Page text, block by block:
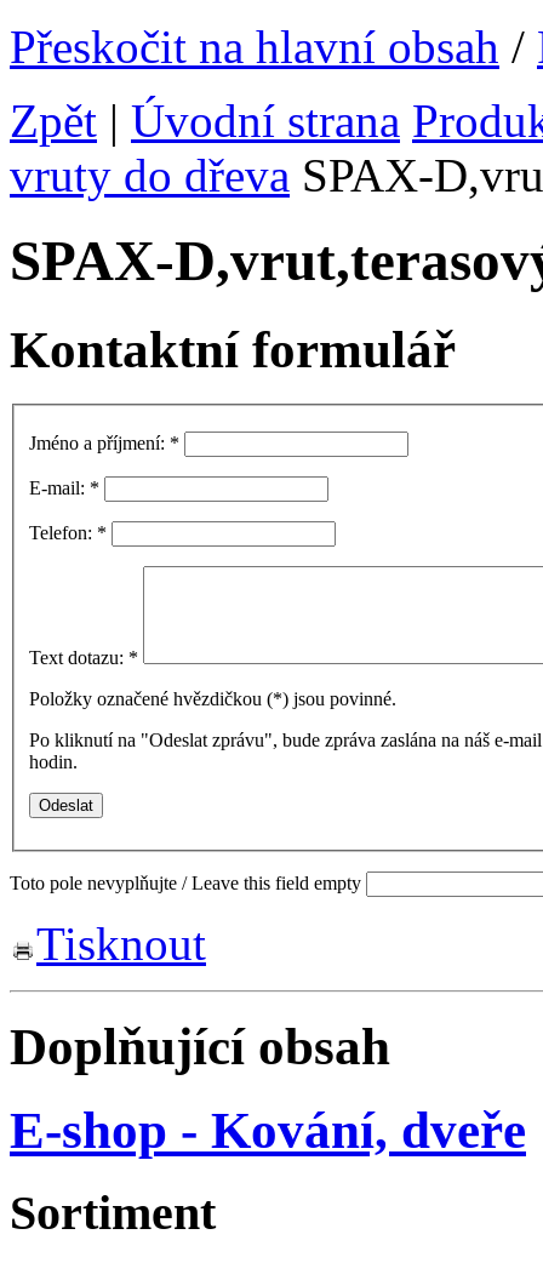
Přeskočit na hlavní obsah /
Zpět | Úvodní strana
vruty do dřeva SPAX-
SPAX-
Kontaktní formulář
Jméno a příjmení: *
E-mail: *
Telefon: *
Text dotazu: *
Položky označené hvězdičkou (*) jsou povinné.
Po kliknutí na "Odeslat zprávu", bude zpráva zaslána na náš e-
hodin.
Toto pole nevyplňujte / Leave this field empty
Tisknout
Doplňující obsah
E-shop - Kování, dveře
Sortiment